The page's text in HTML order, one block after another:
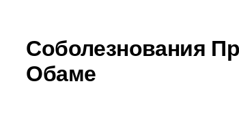
Соболезнования
Обаме